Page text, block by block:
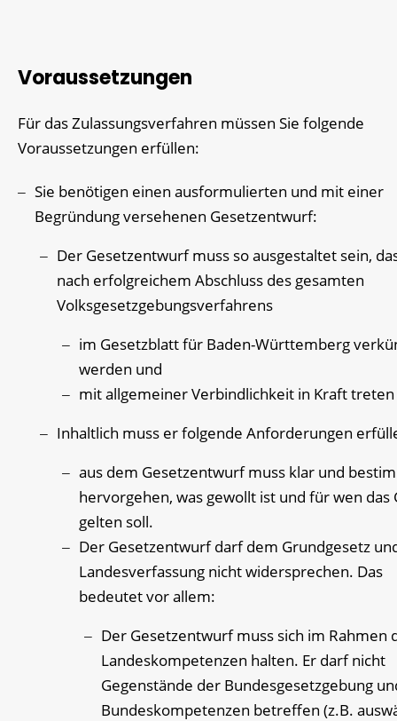
Voraussetzungen
Für das Zulassungsverfahren müssen Sie folgende
Voraussetzungen erfüllen:
Sie benötigen einen ausformulierten und mit einer
Begründung versehenen Gesetzentwurf:
Der Gesetzentwurf muss so ausgestaltet sein,
nach erfolgreichem Abschluss des gesamten
Volksgesetzgebungsverfahrens
im Gesetzblatt für Baden-Württemberg
werden und
mit allgemeiner Verbindlichkeit in Kraft
Inhaltlich muss er folgende Anforderungen
aus dem Gesetzentwurf muss klar und
hervorgehen, was gewollt ist und für wen das
gelten soll.
Der Gesetzentwurf darf dem Grundgesetz
Landesverfassung nicht widersprechen. Das
bedeutet vor allem:
Der Gesetzentwurf muss sich im Rahmen
Landeskompetenzen halten. Er darf nicht
Gegenstände der Bundesgesetzgebung
Bundeskompetenzen betreffen (z.B.